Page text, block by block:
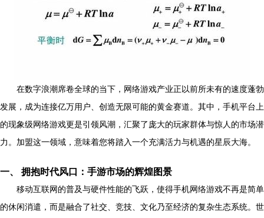
在数字浪潮席卷全球的当下，网络游戏产业正以前所未有的速度蓬勃
发展，成为连接亿万用户、创造无限可能的黄金赛道。其中，手机平台上
的现象级网络游戏更是引领风潮，汇聚了庞大的玩家群体与惊人的市场潜
力。加盟这一领域，意味着您将踏入一个充满活力与机遇的星辰大海。
一、 拥抱时代风口：手游市场的辉煌图景
移动互联网的普及与硬件性能的飞跃，使得手机网络游戏不再是简单
的休闲消遣，而是融合了社交、竞技、文化乃至经济的复杂生态系统。世